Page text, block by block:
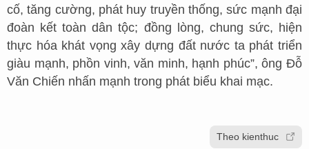
cố, tăng cường, phát huy truyền thống, sức mạnh đại
đoàn kết toàn dân tộc; đồng lòng, chung sức, hiện
thực hóa khát vọng xây dựng đất nước ta phát triển
giàu mạnh, phồn vinh, văn minh, hạnh phúc”, ông Đỗ
Văn Chiến nhấn mạnh trong phát biểu khai mạc.
Theo kienthuc